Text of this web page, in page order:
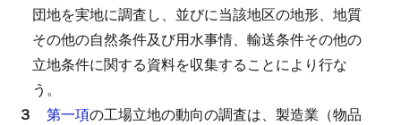
団地を実地に調査し、並びに当該地区の地形、地質
その他の自然条件及び用水事情、輸送条件その他の
立地条件に関する資料を収集することにより行な
う。
３ 第一項の工場立地の動向の調査は、製造業（物品